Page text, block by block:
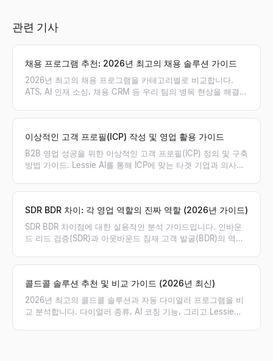
관련 기사
채용 프로그램 추천: 2026년 최고의 채용 솔루션 가이드
2026년 최고의 채용 프로그램을 카테고리별로 비교합니다.
ATS, AI 인재 소싱, 채용 CRM 등 우리 팀의 병목 현상을 해결할
이상적인 고객 프로필(ICP) 작성 및 영업 활용 가이드
B2B 영업 성공을 위한 이상적인 고객 프로필(ICP) 정의 및 구축
방법 가이드. Lessie AI를 통해 ICP에 맞는 타겟 기업과 의사결
SDR BDR 차이: 각 영업 역할의 진짜 역할 (2026년 가이드)
SDR BDR 차이점에 대한 실용적인 분석 가이드입니다. 인바운
드 리드 검증(SDR)과 아웃바운드 잠재 고객 발굴(BDR)의 역할,
콜드콜 솔루션 추천 및 비교 가이드 (2026년 최신)
2026년 최고의 콜드콜 솔루션과 자동 다이얼러 프로그램을 비
교 분석합니다. 다이얼러 종류, AI 코칭 기능, 그리고 Lessie를